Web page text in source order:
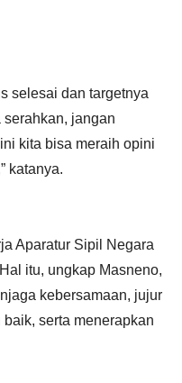
selesai dan targetnya
jangan
kita bisa meraih opini
katanya.
Aparatur Sipil Negara
itu, ungkap Masneno,
kebersamaan, jujur
serta menerapkan